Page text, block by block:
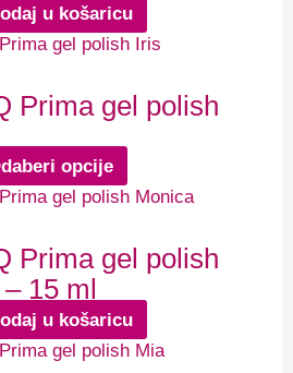
u košaricu
Prima gel polish
opcije
Prima gel polish
15 ml
u košaricu